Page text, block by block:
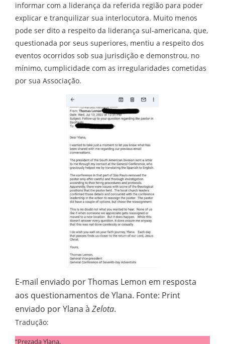
informar com a liderança da referida região para poder
explicar e tranquilizar sua interlocutora. Muito menos
pode ser dito a respeito da liderança sul-americana, que,
questionada por seus superiores, mentiu a respeito dos
eventos ocorridos sob sua jurisdição e demonstrou, no
mínimo, cumplicidade com as irregularidades cometidas
por sua Associação.
E-mail enviado por Thomas Lemon em resposta
aos questionamentos de Ylana. Fonte: Print
enviado por Ylana à Zelota.
Tradução:
“Prezada Ylana,